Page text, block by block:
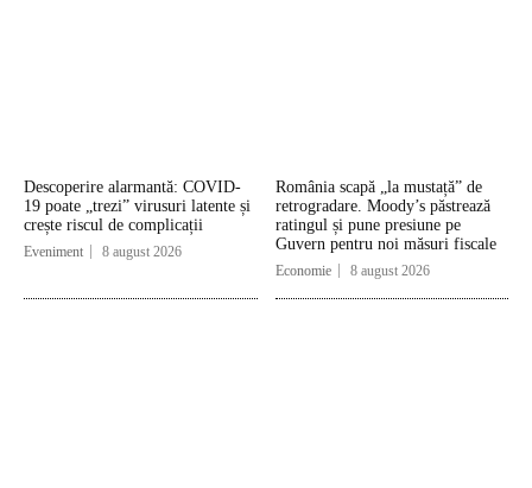
Descoperire alarmantă: COVID-
19 poate „trezi” virusuri latente și
crește riscul de complicații
Eveniment 8 august 2026
România scapă „la mustață” de
retrogradare. Moody’s păstrează
ratingul și pune presiune pe
Guvern pentru noi măsuri fiscale
Economie 8 august 2026